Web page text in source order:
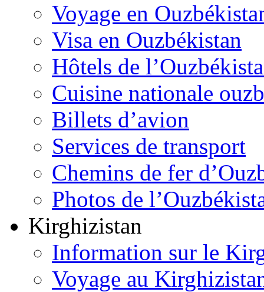
Voyage en
Visa en Ouzbékistan
Hôtels de
Cuisine nationale
Billets d’avion
Services de transport
Chemins de fer
Photos de
Kirghizistan
Information sur le
Voyage au